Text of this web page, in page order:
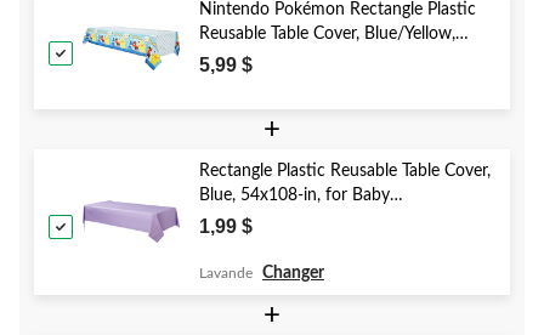
Nintendo Pokémon Rectangle Plastic
Reusable Table Cover, Blue/Yellow,
54x96-in, for Birthday Party
5,99 $
+
Rectangle Plastic Reusable Table Cover,
Blue, 54x108-in, for Baby
Shower/Hanukkah/Birthday Party
1,99 $
Lavande Changer
+